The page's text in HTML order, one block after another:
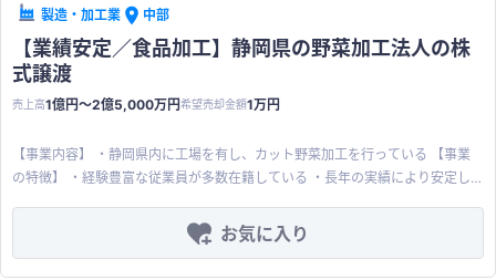
製造・加工業 中部
【業績安定／食品加工】静岡県の野菜加工法人の株
式譲渡
売上高1億円〜2億5,000万円希望売却金額1万円
【事業内容】 ・静岡県内に工場を有し、カット野菜加工を行っている 【事業
の特徴】 ・経験豊富な従業員が多数在籍している ・長年の実績により安定し
【アピールポイント】 ・譲受側の既存取引先との取引が拡大する可能性 ・安
定した収益事業を構築 ・販路や人材の確保 【希望条件】 ・株式は備忘価格で
お気に入り